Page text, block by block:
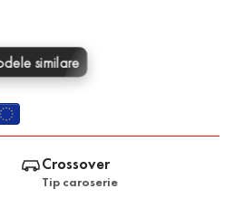
similare
Crossover
Tip caroserie